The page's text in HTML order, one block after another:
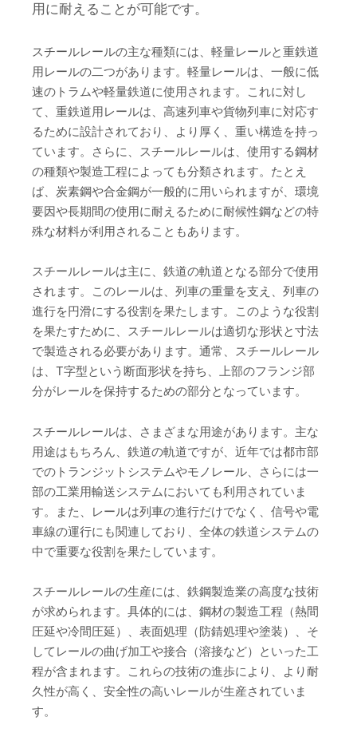
用に耐えることが可能です。
スチールレールの主な種類には、軽量レールと重鉄道
用レールの二つがあります。軽量レールは、一般に低
速のトラムや軽量鉄道に使用されます。これに対し
て、重鉄道用レールは、高速列車や貨物列車に対応す
るために設計されており、より厚く、重い構造を持っ
ています。さらに、スチールレールは、使用する鋼材
の種類や製造工程によっても分類されます。たとえ
ば、炭素鋼や合金鋼が一般的に用いられますが、環境
要因や長期間の使用に耐えるために耐候性鋼などの特
殊な材料が利用されることもあります。
スチールレールは主に、鉄道の軌道となる部分で使用
されます。このレールは、列車の重量を支え、列車の
進行を円滑にする役割を果たします。このような役割
を果たすために、スチールレールは適切な形状と寸法
で製造される必要があります。通常、スチールレール
は、T字型という断面形状を持ち、上部のフランジ部
分がレールを保持するための部分となっています。
スチールレールは、さまざまな用途があります。主な
用途はもちろん、鉄道の軌道ですが、近年では都市部
でのトランジットシステムやモノレール、さらには一
部の工業用輸送システムにおいても利用されていま
す。また、レールは列車の進行だけでなく、信号や電
車線の運行にも関連しており、全体の鉄道システムの
中で重要な役割を果たしています。
スチールレールの生産には、鉄鋼製造業の高度な技術
が求められます。具体的には、鋼材の製造工程（熱間
圧延や冷間圧延）、表面処理（防錆処理や塗装）、そ
してレールの曲げ加工や接合（溶接など）といった工
程が含まれます。これらの技術の進歩により、より耐
久性が高く、安全性の高いレールが生産されていま
す。